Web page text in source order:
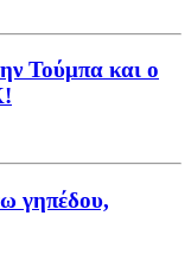
Τούμπα και ο
γηπέδου,